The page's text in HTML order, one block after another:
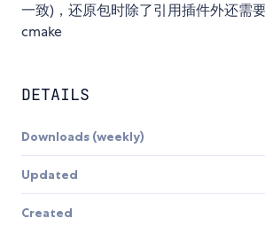
一致)，还原包时除了引用插件外还需
cmake
DETAILS
Downloads (weekly)
Updated
Created